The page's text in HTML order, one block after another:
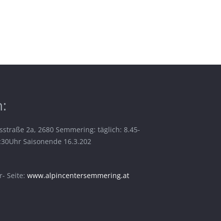
2a, 2680 Semmering: täglich: 8.45-
Saisonende 16.3.202
Seite: www.alpincentersemmering.at